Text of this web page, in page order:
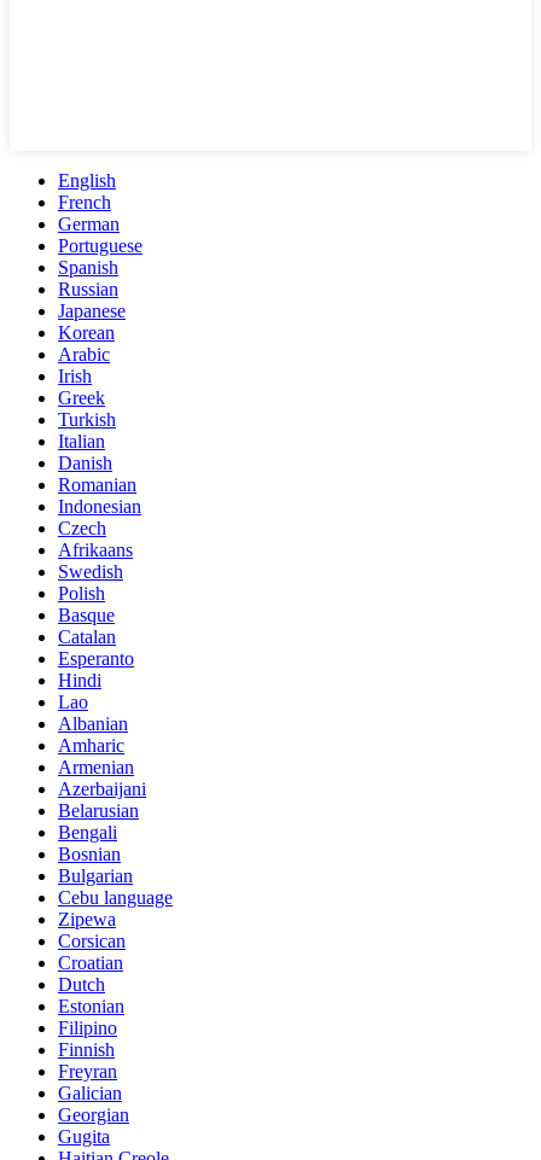
English
French
German
Portuguese
Spanish
Russian
Japanese
Korean
Arabic
Irish
Greek
Turkish
Italian
Danish
Romanian
Indonesian
Czech
Afrikaans
Swedish
Polish
Basque
Catalan
Esperanto
Hindi
Lao
Albanian
Amharic
Armenian
Azerbaijani
Belarusian
Bengali
Bosnian
Bulgarian
Cebu language
Zipewa
Corsican
Croatian
Dutch
Estonian
Filipino
Finnish
Freyran
Galician
Georgian
Gugita